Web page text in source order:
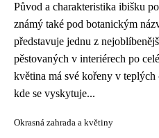
Původ a charakteristika ibišku
známý také pod botanickým
představuje jednu z
pěstovaných v interiérech po
květina má své kořeny v
kde se vyskytuje...
Okrasná zahrada a květiny